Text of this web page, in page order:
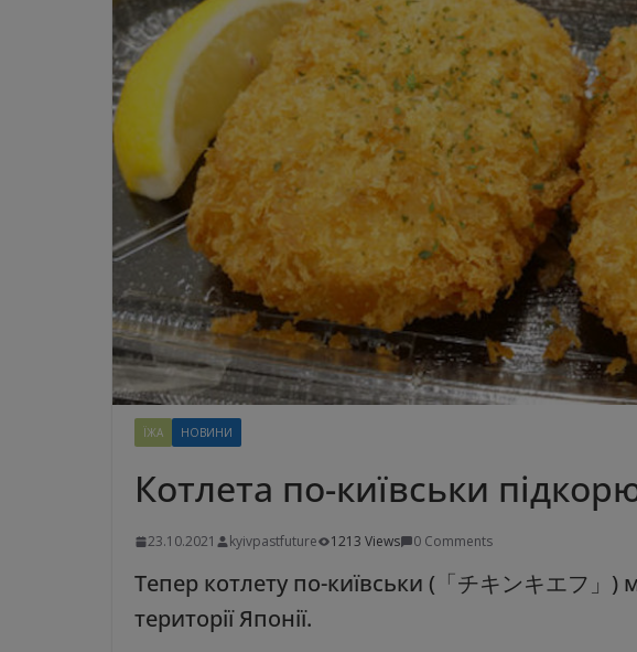
ЇЖА НОВИНИ
Котлета по-київськи
23.10.2021 kyivpastfuture 1213 Views 0 Comments
Тепер котлету по-київськи (「チキンキエフ」
території Японії.